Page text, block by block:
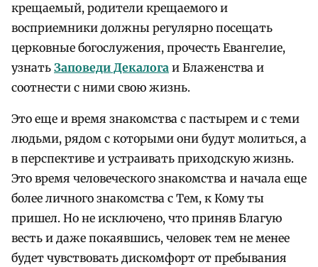
крещаемый, родители крещаемого и
восприемники должны регулярно посещать
церковные богослужения, прочесть Евангелие,
узнать Заповеди Декалога и Блаженства и
соотнести с ними свою жизнь.
Это еще и время знакомства с пастырем и с теми
людьми, рядом с которыми они будут молиться, а
в перспективе и устраивать приходскую жизнь.
Это время человеческого знакомства и начала еще
более личного знакомства с Тем, к Кому ты
пришел. Но не исключено, что приняв Благую
весть и даже покаявшись, человек тем не менее
будет чувствовать дискомфорт от пребывания